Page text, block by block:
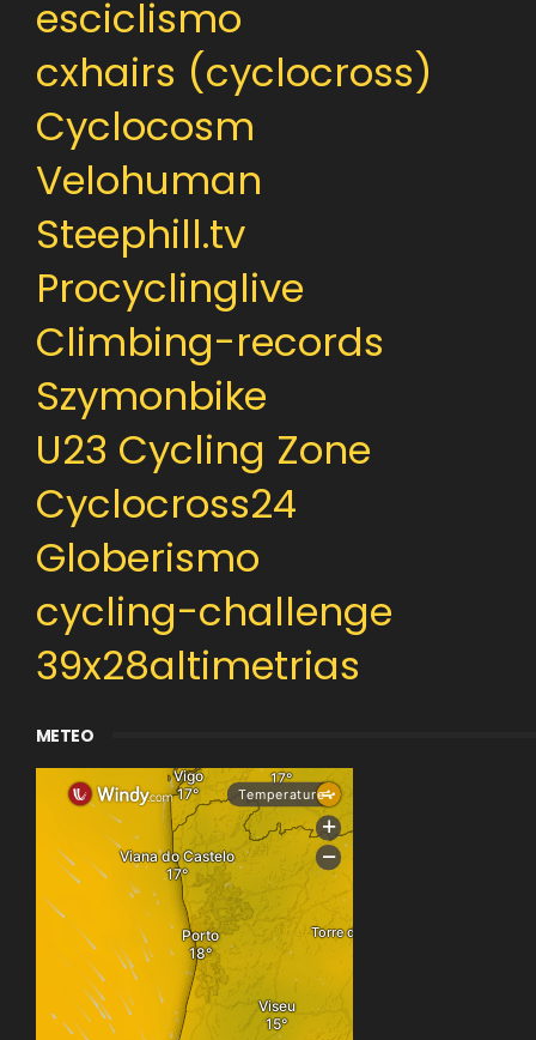
esciclismo
cxhairs (cyclocross)
Cyclocosm
Velohuman
Steephill.tv
Procyclinglive
Climbing-records
Szymonbike
U23 Cycling Zone
Cyclocross24
Globerismo
cycling-challenge
39x28altimetrias
METEO